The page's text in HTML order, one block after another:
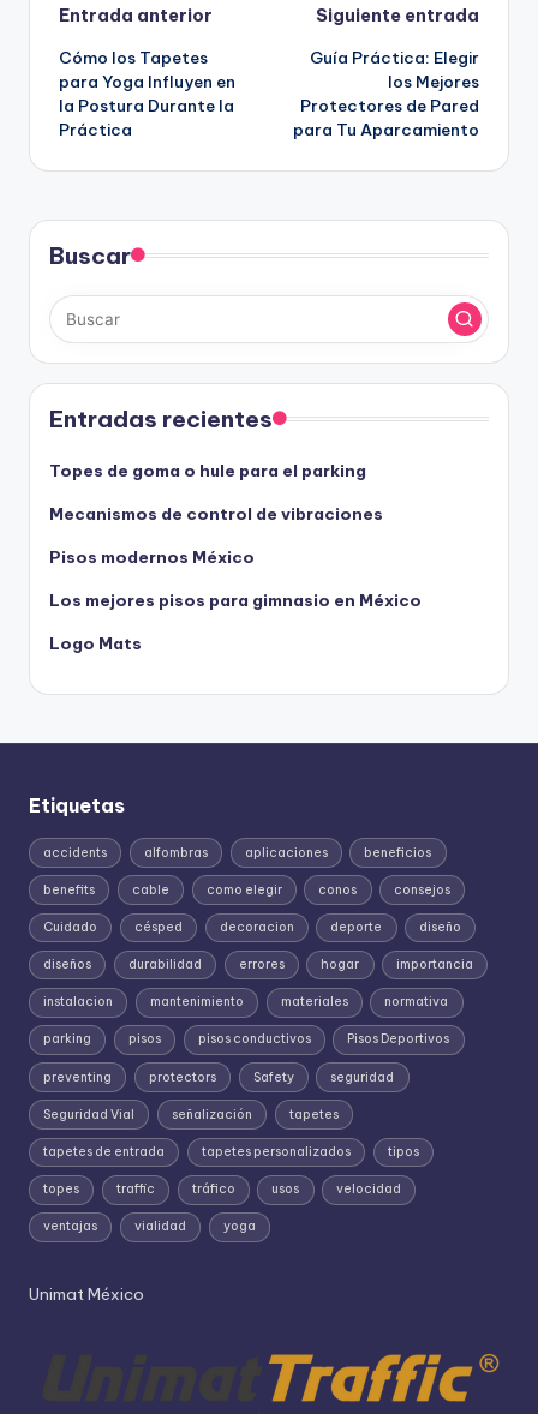
Navegación
de
entradas
Entrada anterior
Cómo los Tapetes
para Yoga Influyen en
la Postura Durante la
Práctica
Siguiente entrada
Guía Práctica: Elegir
los Mejores
Protectores de Pared
para Tu Aparcamiento
Buscar
Entradas recientes
Topes de goma o hule para el parking
Mecanismos de control de vibraciones
Pisos modernos México
Los mejores pisos para gimnasio en México
Logo Mats
Etiquetas
accidents alfombras aplicaciones beneficios
benefits cable como elegir conos consejos
Cuidado césped decoracion deporte diseño
diseños durabilidad errores hogar importancia
instalacion mantenimiento materiales normativa
parking pisos pisos conductivos Pisos Deportivos
preventing protectors Safety seguridad
Seguridad Vial señalización tapetes
tapetes de entrada tapetes personalizados tipos
topes traffic tráfico usos velocidad
ventajas vialidad yoga
Unimat México